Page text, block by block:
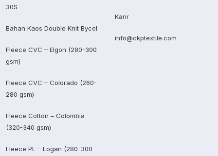
30S
Bahan Kaos Double Knit Bycel
Fleece CVC – Elgon (280-300
gsm)
Fleece CVC – Colorado (260-
280 gsm)
Fleece Cotton – Colombia
(320-340 gsm)
Fleece PE – Logan (280-300
Karir
info@ckptextile.com